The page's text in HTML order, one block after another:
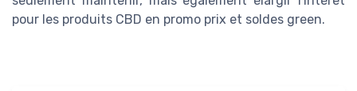
pour les produits CBD en promo prix et soldes green.